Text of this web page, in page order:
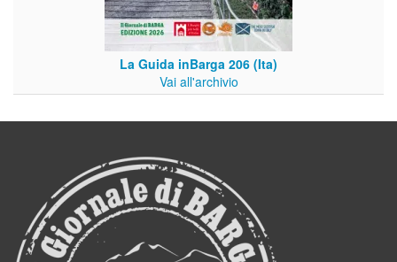
La Guida inBarga 206 (Ita)
Vai all'archivio